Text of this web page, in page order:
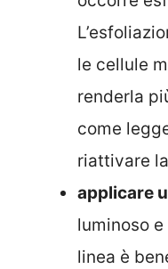
le cellule
renderla
come
riattivare
applicare
luminoso
linea è